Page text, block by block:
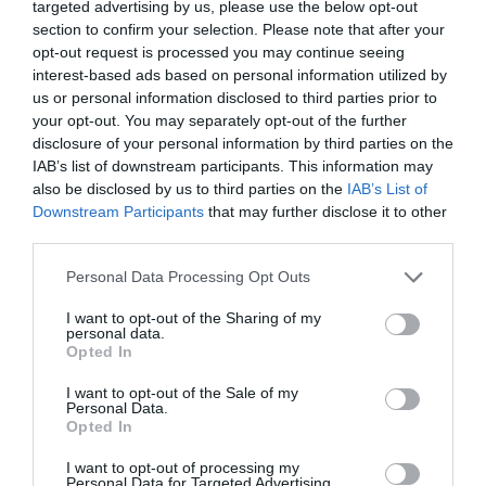
targeted advertising by us, please use the below opt-out
section to confirm your selection. Please note that after your
opt-out request is processed you may continue seeing
interest-based ads based on personal information utilized by
us or personal information disclosed to third parties prior to
your opt-out. You may separately opt-out of the further
disclosure of your personal information by third parties on the
IAB’s list of downstream participants. This information may
also be disclosed by us to third parties on the IAB’s List of
Downstream Participants that may further disclose it to other
Personal Data Processing Opt Outs
I want to opt-out of the Sharing of my
personal data.
Opted In
I want to opt-out of the Sale of my
Personal Data.
Opted In
I want to opt-out of processing my
Personal Data for Targeted Advertising.
encender la luz. Tenemos la electricidad
contratada a la cooperativa Som Energia, que con
más de 50.000 socios, comercializa energía
proveniente de fuentes renovables. Salimos de
casa hacia el trabajo con la bicicleta nueva (es
una Orbea fabricada por una cooperativa del País
Vasco). Al salir del trabajo, tenemos encargos
después vamos alsúperde al lado de casa,
Consum Cooperativa, donde hacemos algunas
compras: un vino tinto de la cooperativa de los
Volvemos rápidamente hacia casa. Hoy, en el
Palau de la Música hay concierto de la Orquestra
Simfònica del Vallès (la única orquesta sinfónica